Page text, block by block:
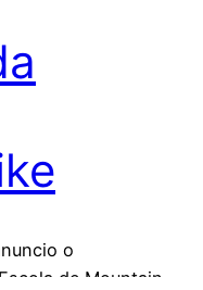
o
de Mountain